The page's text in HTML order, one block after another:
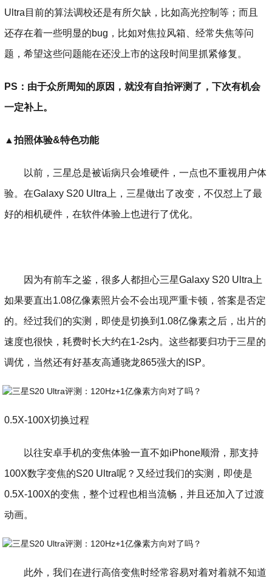
Ultra目前的算法调校还是有所欠缺，比如高光控制等；而且
还存在着一些明显的bug，比如对焦拉风箱、经常失焦等问
题，希望这些问题能在还没上市的这段时间里抓紧修复。
PS：由于众所周知的原因，就没有自拍评测了，下次有机会
一定补上。
▲拍照体验&特色功能
以前，三星总是被诟病只会堆硬件，一点也不重视用户体
验。在Galaxy S20 Ultra上，三星做出了改变，不仅怼上了最
好的相机硬件，在软件体验上也进行了优化。
因为有前车之鉴，很多人都担心三星Galaxy S20 Ultra上
如果要直出1.08亿像素照片会不会出现严重卡顿，答案是否定
的。经过我们的实测，即使是切换到1.08亿像素之后，出片的
速度也很快，耗费时长大约在1-2s内。这些都要归功于三星的
调优，当然还有好基友高通骁龙865强大的ISP。
0.5X-100X切换过程
以往安卓手机的变焦体验一直不如iPhone顺滑，那支持
100X数字变焦的S20 Ultra呢？又经过我们的实测，即使是
0.5X-100X的变焦，整个过程也相当流畅，并且还加入了过渡
动画。
此外，我们在进行高倍变焦时经常容易对着对着就不知道